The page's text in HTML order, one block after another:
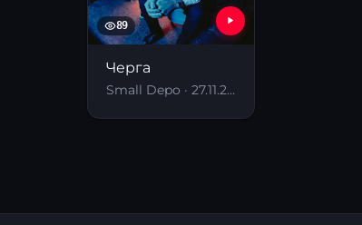
89
Черга
Small Depo · 27.11.2024